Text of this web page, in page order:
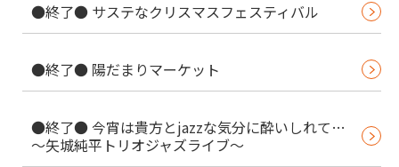
●終了● サステなクリスマスフェスティバル
●終了● 陽だまりマーケット
●終了● 今宵は貴方とjazzな気分に酔いしれて…
～矢城純平トリオジャズライブ～